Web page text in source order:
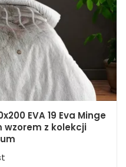
EVA 19 Eva Minge
wzorem z kolekcji